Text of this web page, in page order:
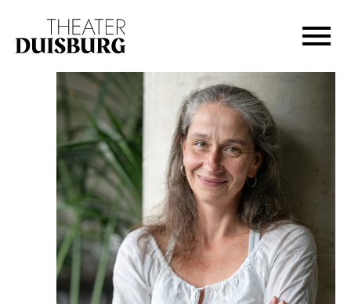
Zur Hauptnavigation springen
Zum Footer springen